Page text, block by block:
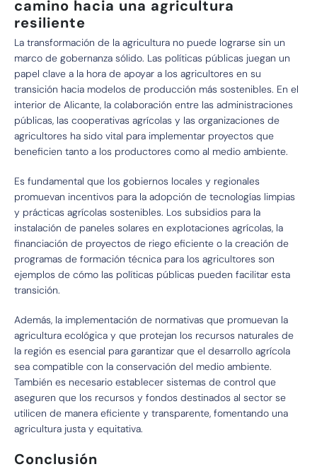
camino hacia una agricultura
resiliente
La transformación de la agricultura no puede lograrse sin un
marco de gobernanza sólido. Las políticas públicas juegan un
papel clave a la hora de apoyar a los agricultores en su
transición hacia modelos de producción más sostenibles. En el
interior de Alicante, la colaboración entre las administraciones
públicas, las cooperativas agrícolas y las organizaciones de
agricultores ha sido vital para implementar proyectos que
beneficien tanto a los productores como al medio ambiente.
Es fundamental que los gobiernos locales y regionales
promuevan incentivos para la adopción de tecnologías limpias
y prácticas agrícolas sostenibles. Los subsidios para la
instalación de paneles solares en explotaciones agrícolas, la
financiación de proyectos de riego eficiente o la creación de
programas de formación técnica para los agricultores son
ejemplos de cómo las políticas públicas pueden facilitar esta
transición.
Además, la implementación de normativas que promuevan la
agricultura ecológica y que protejan los recursos naturales de
la región es esencial para garantizar que el desarrollo agrícola
sea compatible con la conservación del medio ambiente.
También es necesario establecer sistemas de control que
aseguren que los recursos y fondos destinados al sector se
utilicen de manera eficiente y transparente, fomentando una
agricultura justa y equitativa.
Conclusión